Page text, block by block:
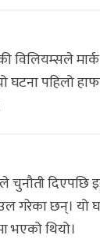
विलियम्सले
घटना पहिलो
दिएपछि
गरेका छन्। यो
भएको थियो।